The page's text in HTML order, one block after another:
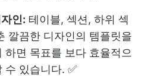
인: 테이블, 섹션, 하위 섹
깔끔한 디자인의 템플릿을
하면 목표를 보다 효율적으
수 있습니다. ✅